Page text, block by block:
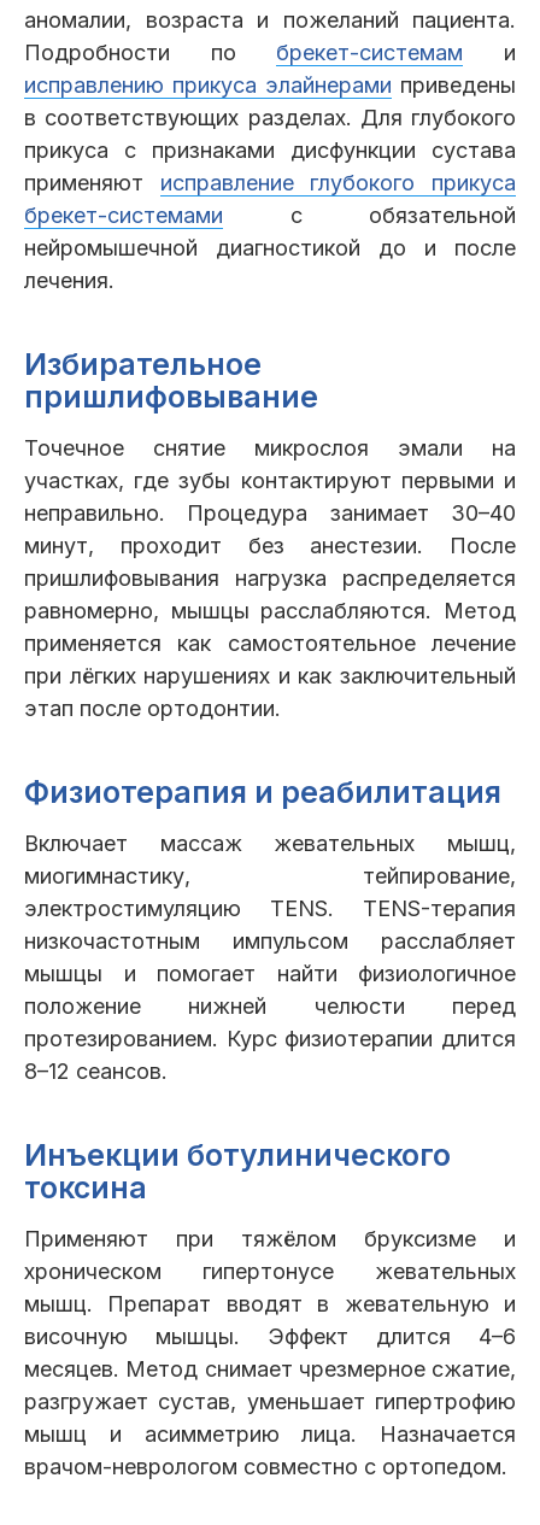
аномалии, возраста и пожеланий пациента.
Подробности по брекет-системам и
исправлению прикуса элайнерами приведены
в соответствующих разделах. Для глубокого
прикуса с признаками дисфункции сустава
применяют исправление глубокого прикуса
брекет-системами с обязательной
нейромышечной диагностикой до и после
лечения.
Избирательное
пришлифовывание
Точечное снятие микрослоя эмали на
участках, где зубы контактируют первыми и
неправильно. Процедура занимает 30–40
минут, проходит без анестезии. После
пришлифовывания нагрузка распределяется
равномерно, мышцы расслабляются. Метод
применяется как самостоятельное лечение
при лёгких нарушениях и как заключительный
этап после ортодонтии.
Физиотерапия и реабилитация
Включает массаж жевательных мышц,
миогимнастику, тейпирование,
электростимуляцию TENS. TENS-терапия
низкочастотным импульсом расслабляет
мышцы и помогает найти физиологичное
положение нижней челюсти перед
протезированием. Курс физиотерапии длится
8–12 сеансов.
Инъекции ботулинического
токсина
Применяют при тяжёлом бруксизме и
хроническом гипертонусе жевательных
мышц. Препарат вводят в жевательную и
височную мышцы. Эффект длится 4–6
месяцев. Метод снимает чрезмерное сжатие,
разгружает сустав, уменьшает гипертрофию
мышц и асимметрию лица. Назначается
врачом-неврологом совместно с ортопедом.